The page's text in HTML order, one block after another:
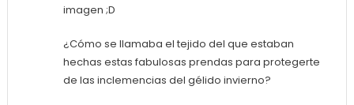
imagen ;D
¿Cómo se llamaba el tejido del que estaban
hechas estas fabulosas prendas para protegerte
de las inclemencias del gélido invierno?